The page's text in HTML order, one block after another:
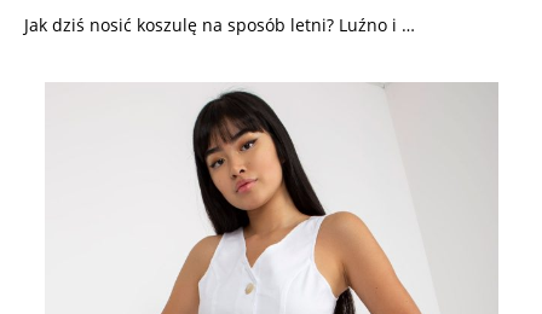
Jak dziś nosić koszulę na sposób letni? Luźno i …